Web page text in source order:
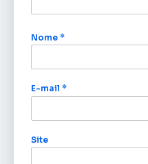
Nome *
E-mail *
Site